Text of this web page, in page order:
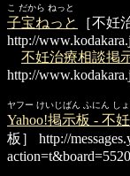
こ だから ねっと
子宝ねっと
［不妊
http://
不妊治療相談掲
http://
ヤフー けいじばん ふにん しょ
Yahoo!掲示板 - 不
板］
http://